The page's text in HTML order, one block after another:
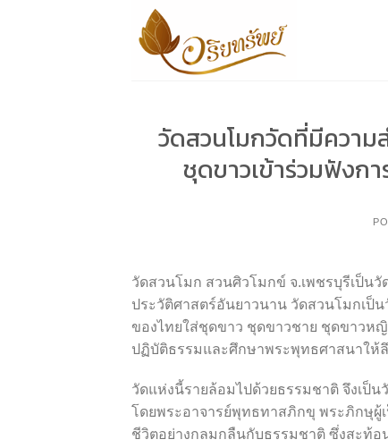
วัดสวนโมกวัดที่มีความ
ชุดขาวเข้าร่วมฟังก
วัดสวนโมก สวนศิวโมกข์ จ.เพชรบุรีเป็น
ประวัติศาสตร์อันยาวนาน วัดสวนโมกเป็
ของไทยใส่ชุดขาว ชุดขาวชาย ชุดขาวห
ปฏิบัติธรรมและศึกษาพระพุทธศาสนาให้
วัดแห่งนี้รายล้อมไปด้วยธรรมชาติ จึงเป็
โดยพระอาจารย์พุทธทาสภิกขุ พระภิกษุผู้
ชีวิตอย่างกลมกลืนกับธรรมชาติ ซึ่งสะท้อ